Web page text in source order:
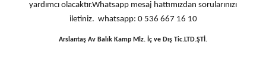
yardımcı olacaktır.Whatsapp mesaj hattımızdan sorularınızı
iletiniz. whatsapp: 0 536 667 16 10
Arslantaş Av Balık Kamp Mlz. İç ve Dış Tic.LTD.ŞTİ.